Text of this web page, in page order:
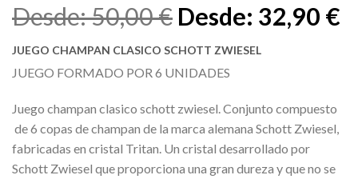
Desde:50,00€ Desde: 32,90 €
JUEGO CHAMPAN CLASICO SCHOTT ZWIESEL
JUEGO FORMADO POR 6 UNIDADES
Juego champan clasico schott zwiesel. Conjunto compuesto
de 6 copas de champan de la marca alemana Schott Zwiesel,
fabricadas en cristal Tritan. Un cristal desarrollado por
Schott Zwiesel que proporciona una gran dureza y que no se